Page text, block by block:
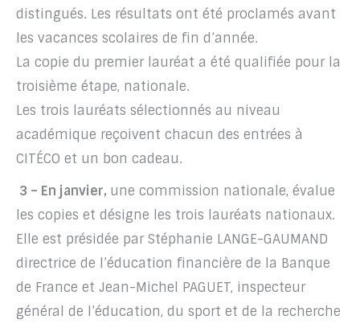
distingués. Les résultats ont été proclamés avant
les vacances scolaires de fin d’année.
La copie du premier lauréat a été qualifiée pour la
troisième étape, nationale.
Les trois lauréats sélectionnés au niveau
académique reçoivent chacun des entrées à
CITÉCO et un bon cadeau.
3 – En janvier, une commission nationale, évalue
les copies et désigne les trois lauréats nationaux.
Elle est présidée par Stéphanie LANGE-GAUMAND
directrice de l’éducation financière de la Banque
de France et Jean-Michel PAGUET, inspecteur
général de l’éducation, du sport et de la recherche